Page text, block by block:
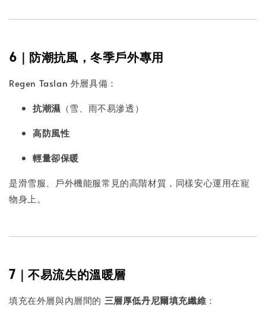
6｜防潮抗風，冬季戶外專用
Regen Taslan 外層具備：
抗潮濕（雪、雨不易滲透）
高防風性
輕量卻保暖
是滑雪服、戶外機能服常見的高階材質，同樣安心運用在寵
物身上。
7｜不易流失的溫暖層
填充在外層與內層間的 三層厚低丹尼爾填充纖維 ：